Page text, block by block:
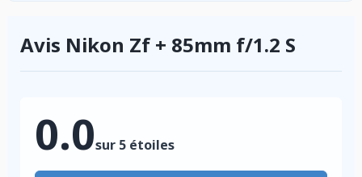
Avis Nikon Zf + 85mm f/1.2 S
0.0sur 5 étoiles